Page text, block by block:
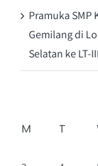
Pramuka SMP
Gemilang di
Selatan ke LT-III
M T